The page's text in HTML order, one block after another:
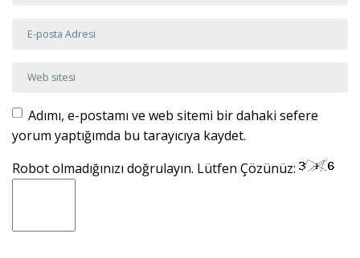
E-posta Adresi
Web sitesi
Adımı, e-postamı ve web sitemi bir dahaki sefere
yorum yaptığımda bu tarayıcıya kaydet.
Robot olmadığınızı doğrulayın. Lütfen Çözünüz: